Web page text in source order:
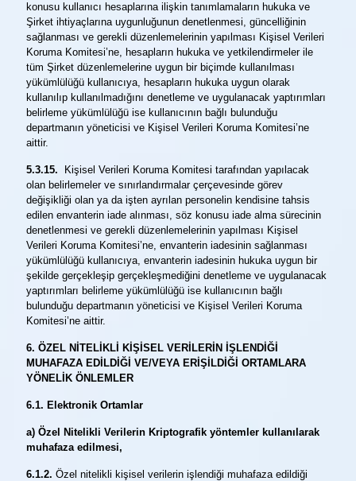
konusu kullanıcı hesaplarına ilişkin tanımlamaların hukuka ve
Şirket ihtiyaçlarına uygunluğunun denetlenmesi, güncelliğinin
sağlanması ve gerekli düzenlemelerinin yapılması Kişisel Verileri
Koruma Komitesi’ne, hesapların hukuka ve yetkilendirmeler ile
tüm Şirket düzenlemelerine uygun bir biçimde kullanılması
yükümlülüğü kullanıcıya, hesapların hukuka uygun olarak
kullanılıp kullanılmadığını denetleme ve uygulanacak yaptırımları
belirleme yükümlülüğü ise kullanıcının bağlı bulunduğu
departmanın yöneticisi ve Kişisel Verileri Koruma Komitesi’ne
aittir.
5.3.15.
Kişisel Verileri Koruma Komitesi tarafından yapılacak
olan belirlemeler ve sınırlandırmalar çerçevesinde görev
değişikliği olan ya da işten ayrılan personelin kendisine tahsis
edilen envanterin iade alınması, söz konusu iade alma sürecinin
denetlenmesi ve gerekli düzenlemelerinin yapılması Kişisel
Verileri Koruma Komitesi’ne, envanterin iadesinin sağlanması
yükümlülüğü kullanıcıya, envanterin iadesinin hukuka uygun bir
şekilde gerçekleşip gerçekleşmediğini denetleme ve uygulanacak
yaptırımları belirleme yükümlülüğü ise kullanıcının bağlı
bulunduğu departmanın yöneticisi ve Kişisel Verileri Koruma
Komitesi’ne aittir.
6. ÖZEL NİTELİKLİ KİŞİSEL VERİLERİN İŞLENDİĞİ
MUHAFAZA EDİLDİĞİ VE/VEYA ERİŞİLDİĞİ ORTAMLARA
YÖNELİK ÖNLEMLER
6.1. Elektronik Ortamlar
a) Özel Nitelikli Verilerin Kriptografik yöntemler kullanılarak
muhafaza edilmesi,
6.1.2. Özel nitelikli kişisel verilerin işlendiği muhafaza edildiği